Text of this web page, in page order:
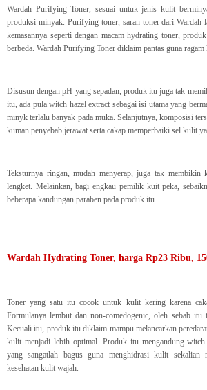
Wardah Purifying Toner, sesuai untuk jenis kulit
produksi minyak. Purifying toner, saran toner dari Wardah
kemasannya seperti dengan macam hydrating toner,
berbeda. Wardah Purifying Toner diklaim pantas guna
Disusun dengan pH yang sepadan, produk itu juga tak
itu, ada pula witch hazel extract sebagai isi utama yang
minyk terlalu banyak pada muka. Selanjutnya, komposisi
kuman penyebab jerawat serta cakap memperbaiki sel kulit
Teksturnya ringan, mudah menyerap, juga tak membikin
lengket. Melainkan, bagi engkau pemilik kuit peka,
beberapa kandungan paraben pada produk itu.
Wardah Hydrating Toner, harga Rp23 Ribu,
Toner yang satu itu cocok untuk kulit kering karena
Formulanya lembut dan non-comedogenic, oleh sebab itu
Kecuali itu, produk itu diklaim mampu melancarkan
kulit menjadi lebih optimal. Produk itu mengandung witch
yang sangatlah bagus guna menghidrasi kulit sekalian
kesehatan kulit wajah.